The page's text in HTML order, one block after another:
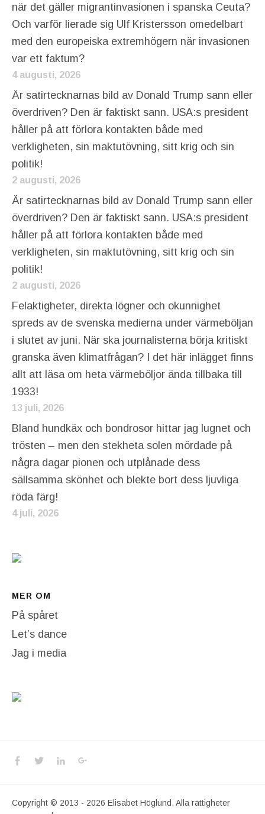
när det gäller migrantinvasionen i spanska Ceuta?
Och varför lierade sig Ulf Kristersson omedelbart
med den europeiska extremhögern när invasionen
var ett faktum?
4 augusti, 2026
Är satirtecknarnas bild av Donald Trump sann eller
överdriven? Den är faktiskt sann. USA:s president
håller på att förlora kontakten både med
verkligheten, sin maktutövning, sitt krig och sin
politik!
2 augusti, 2026
Är satirtecknarnas bild av Donald Trump sann eller
överdriven? Den är faktiskt sann. USA:s president
håller på att förlora kontakten både med
verkligheten, sin maktutövning, sitt krig och sin
politik!
2 augusti, 2026
Felaktigheter, direkta lögner och okunnighet
spreds av de svenska medierna under värmeböljan
i slutet av juni. När ska journalisterna börja kritiskt
granska även klimatfrågan? I det här inlägget finns
allt att läsa om heta värmeböljor ända tillbaka till
1933!
13 juli, 2026
Bland hundkäx och bondrosor hittar jag lugnet och
trösten – men den stekheta solen mördade på
några dagar pionen och utplånade dess
sällsamma skönhet och blekte bort dess ljuvliga
röda färg!
4 juli, 2026
MER OM
På spåret
Let’s dance
Jag i media
Social Media Profiles
Facebook
TwitterLinkedIn
Copyright © 2013 - 2026 Elisabet Höglund. Alla rättigheter